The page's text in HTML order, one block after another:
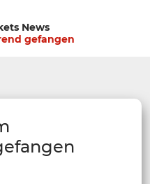
News
gefangen